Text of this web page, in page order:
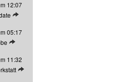
12:07
Letzten Beitrag anzeigen
05:17
Letzten Beitrag anzeigen
11:32
Letzten Beitrag anzeigen